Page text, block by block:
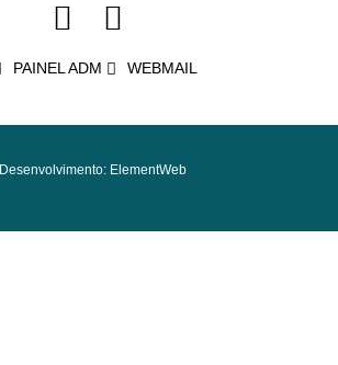
PAINEL ADM WEBMAIL
Desenvolvimento: ElementWeb